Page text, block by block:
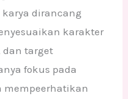
dirancang
karakter
dan target
fokus pada